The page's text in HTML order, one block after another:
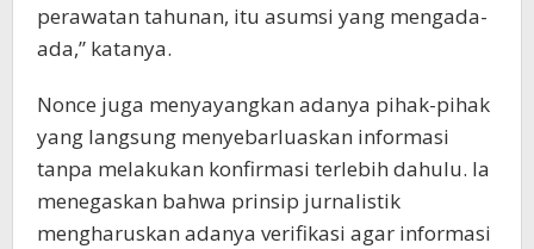
perawatan tahunan, itu asumsi yang mengada-
ada,” katanya.
Nonce juga menyayangkan adanya pihak-pihak
yang langsung menyebarluaskan informasi
tanpa melakukan konfirmasi terlebih dahulu. Ia
menegaskan bahwa prinsip jurnalistik
mengharuskan adanya verifikasi agar informasi